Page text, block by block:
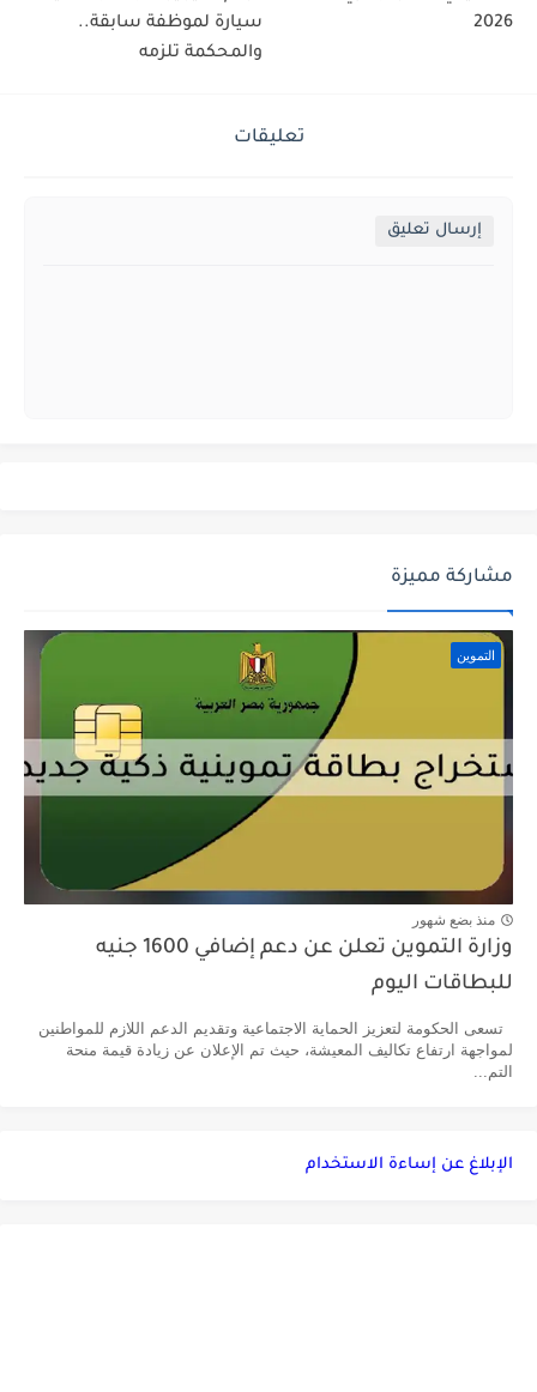
2026
سيارة لموظفة سابقة..
والمحكمة تلزمه
تعليقات
إرسال تعليق
مشاركة مميزة
التموين
منذ بضع شهور
وزارة التموين تعلن عن دعم إضافي 1600 جنيه
للبطاقات اليوم
تسعى الحكومة لتعزيز الحماية الاجتماعية وتقديم الدعم اللازم للمواطنين
لمواجهة ارتفاع تكاليف المعيشة، حيث تم الإعلان عن زيادة قيمة منحة
التم...
الإبلاغ عن إساءة الاستخدام